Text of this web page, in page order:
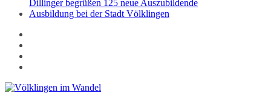
Dillinger begrüßen 125 neue Auszubildende
Ausbildung bei der Stadt Völklingen